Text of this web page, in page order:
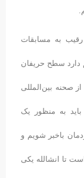
به مسابقات
دارد سطح حریفان
صحنه بین‌المللی
به منظور یک
باخبر شویم و
تا انشالله یکی